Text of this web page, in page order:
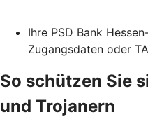
Ihre PSD Bank
Zugangsdaten oder
So schützen Sie
und Trojanern